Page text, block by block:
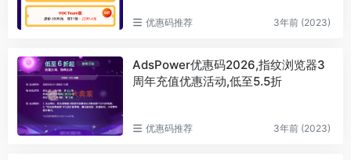
优惠码推荐 3年前 (2023)
AdsPower优惠码2026,指纹浏览器3
周年充值优惠活动,低至5.5折
优惠码推荐 3年前 (2023)